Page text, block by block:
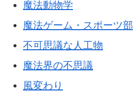
魔法動物学
魔法ゲーム・スポーツ部
不可思議な人工物
魔法界の不思議
風変わり